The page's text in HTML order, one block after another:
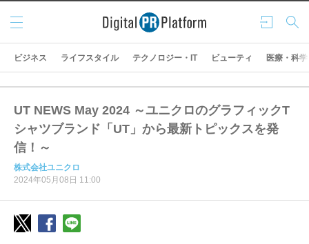
ログ
イン
検索
メニ
ュー
ビジネス ライフスタイル テクノロジー・IT ビューティ 医療・科学
UT NEWS May 2024 ～ユニクロのグラフィックT
シャツブランド「UT」から最新トピックスを発
信！～
株式会社ユニクロ
2024年05月08日 11:00